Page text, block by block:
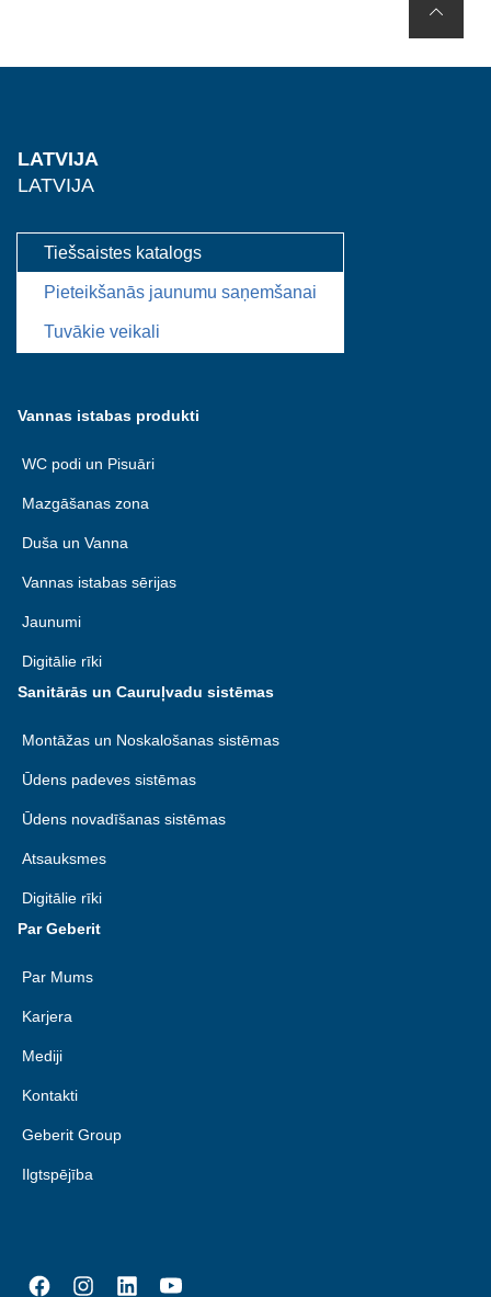
LATVIJA
LATVIJA
Tiešsaistes katalogs
Pieteikšanās jaunumu saņemšanai
Tuvākie veikali
Vannas istabas produkti
WC podi un Pisuāri
Mazgāšanas zona
Duša un Vanna
Vannas istabas sērijas
Jaunumi
Digitālie rīki
Sanitārās un Cauruļvadu sistēmas
Montāžas un Noskalošanas sistēmas
Ūdens padeves sistēmas
Ūdens novadīšanas sistēmas
Atsauksmes
Digitālie rīki
Par Geberit
Par Mums
Karjera
Mediji
Kontakti
Geberit Group
Ilgtspējība